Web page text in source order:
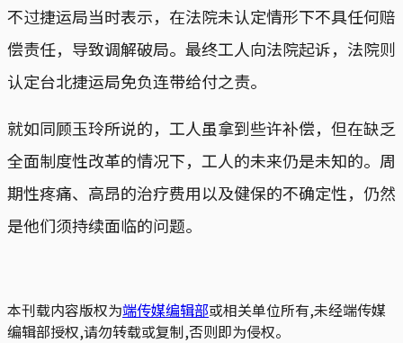
不过捷运局当时表示，在法院未认定情形下不具任何赔
偿责任，导致调解破局。最终工人向法院起诉，法院则
认定台北捷运局免负连带给付之责。
就如同顾玉玲所说的，工人虽拿到些许补偿，但在缺乏
全面制度性改革的情况下，工人的未来仍是未知的。周
期性疼痛、高昂的治疗费用以及健保的不确定性，仍然
是他们须持续面临的问题。
本刊载内容版权为端传媒编辑部或相关单位所有,未经端传媒
编辑部授权,请勿转载或复制,否则即为侵权。